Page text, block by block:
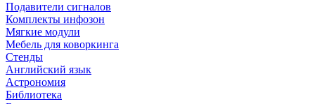
Подавители сигналов
Комплекты инфозон
Мягкие модули
Мебель для коворкинга
Стенды
Английский язык
Астрономия
Библиотека